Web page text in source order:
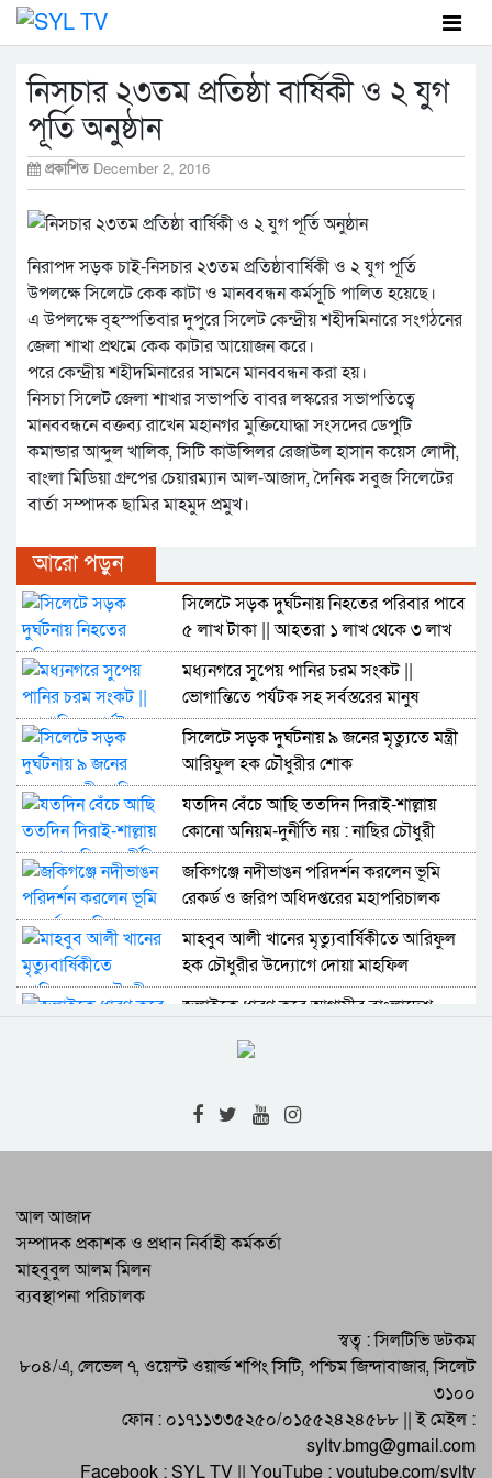
নিসচার ২৩তম প্রতিষ্ঠা বার্ষিকী ও ২ যুগ
পূর্তি অনুষ্ঠান
প্রকাশিত December 2, 2016
নিরাপদ সড়ক চাই-নিসচার ২৩তম প্রতিষ্ঠাবার্ষিকী ও ২ যুগ পূর্তি
উপলক্ষে সিলেটে কেক কাটা ও মানববন্ধন কর্মসূচি পালিত হয়েছে।
এ উপলক্ষে বৃহস্পতিবার দুপুরে সিলেট কেন্দ্রীয় শহীদমিনারে সংগঠনের
জেলা শাখা প্রথমে কেক কাটার আয়োজন করে।
পরে কেন্দ্রীয় শহীদমিনারের সামনে মানববন্ধন করা হয়।
নিসচা সিলেট জেলা শাখার সভাপতি বাবর লস্করের সভাপতিত্বে
মানববন্ধনে বক্তব্য রাখেন মহানগর মুক্তিযোদ্ধা সংসদের ডেপুটি
কমান্ডার আব্দুল খালিক, সিটি কাউন্সিলর রেজাউল হাসান কয়েস লোদী,
বাংলা মিডিয়া গ্রুপের চেয়ারম্যান আল-আজাদ, দৈনিক সবুজ সিলেটের
বার্তা সম্পাদক ছামির মাহমুদ প্রমুখ।
আরো পড়ুন
সিলেটে সড়ক দুর্ঘটনায় নিহতের পরিবার পাবে
৫ লাখ টাকা || আহতরা ১ লাখ থেকে ৩ লাখ
মধ্যনগরে সুপেয় পানির চরম সংকট ||
ভোগান্তিতে পর্যটক সহ সর্বস্তরের মানুষ
সিলেটে সড়ক দুর্ঘটনায় ৯ জনের মৃত্যুতে মন্ত্রী
আরিফুল হক চৌধুরীর শোক
যতদিন বেঁচে আছি ততদিন দিরাই-শাল্লায়
কোনো অনিয়ম-দুর্নীতি নয় : নাছির চৌধুরী
জকিগঞ্জে নদীভাঙন পরিদর্শন করলেন ভূমি
রেকর্ড ও জরিপ অধিদপ্তরের মহাপরিচালক
মাহবুব আলী খানের মৃত্যুবার্ষিকীতে আরিফুল
হক চৌধুরীর উদ্যোগে দোয়া মাহফিল
জুলাইকে ধারণ করে আগামীর বাংলাদেশ
দেশ গড়া সম্ভব : বাণিজ্য মন্ত্রী
ঢাকায় উচ্চপর্যায়ের সভা
র‌্যাবের অভিয়ানে বিভিন্ন জেলায় গ্রেফতার ৫ ||
মাদক উদ্ধার || জরিমানা
নগরবাসীর জীবনমান উন্নয়নে পরিকল্পিত
উন্নয়নের বিকল্প নেই : সিসিক প্রশাসক
আল আজাদ
সম্পাদক প্রকাশক ও প্রধান নির্বাহী কর্মকর্তা
মাহবুবুল আলম মিলন
ব্যবস্থাপনা পরিচালক
স্বত্ব : সিলটিভি ডটকম
৮০৪/এ, লেভেল ৭, ওয়েস্ট ওয়ার্ল্ড শপিং সিটি, পশ্চিম জিন্দাবাজার, সিলেট
৩১০০
ফোন : ০১৭১১৩৩৫২৫০/০১৫৫২৪২৪৫৮৮ || ই মেইল :
syltv.bmg@gmail.com
Facebook : SYL TV || YouTube : youtube.com/syltv